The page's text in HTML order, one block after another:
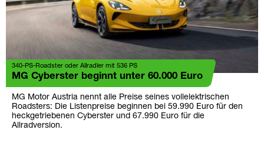
340-PS-Roadster oder Allradler mit 536 PS
MG Cyberster beginnt unter 60.000 Euro
MG Motor Austria nennt alle Preise seines vollelektrischen
Roadsters: Die Listenpreise beginnen bei 59.990 Euro für den
heckgetriebenen Cyberster und 67.990 Euro für die
Allradversion.